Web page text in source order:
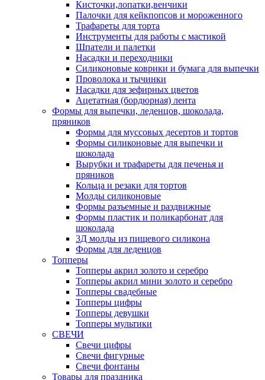
Кисточки,лопатки,венчики
Палочки для кейкпопсов и мороженного
Трафареты для торта
Инструменты для работы с мастикой
Шпатели и палетки
Насадки и переходники
Силиконовые коврики и бумага для выпечки
Проволока и тычинки
Насадки для зефирных цветов
Ацетатная (бордюрная) лента
Формы для выпечки, леденцов, шоколада,
пряников
Формы для муссовых десертов и тортов
Формы силиконовые для выпечки и
шоколада
Вырубки и трафареты для печенья и
пряников
Кольца и резаки для тортов
Молды силиконовые
Формы разъемные и раздвижные
Формы пластик и поликарбонат для
шоколада
3Д молды из пищевого силикона
Формы для леденцов
Топперы
Топперы акрил золото и серебро
Топперы акрил мини золото и серебро
Топперы свадебные
Топперы цифры
Топперы девушки
Топперы мультики
СВЕЧИ
Свечи цифры
Свечи фигурные
Свечи фонтаны
Товары для праздника